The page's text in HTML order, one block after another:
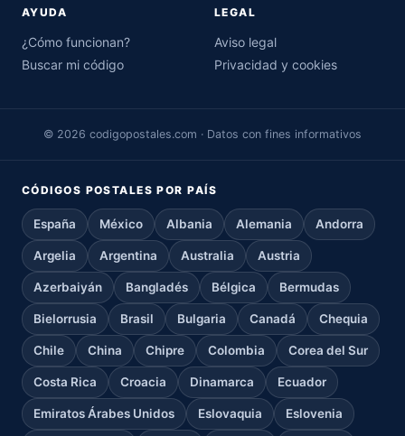
AYUDA
¿Cómo funcionan?
Buscar mi código
LEGAL
Aviso legal
Privacidad y cookies
© 2026 codigopostales.com · Datos con fines informativos
CÓDIGOS POSTALES POR PAÍS
España México Albania Alemania Andorra
Argelia Argentina Australia Austria
Azerbaiyán Bangladés Bélgica Bermudas
Bielorrusia Brasil Bulgaria Canadá Chequia
Chile China Chipre Colombia Corea del Sur
Costa Rica Croacia Dinamarca Ecuador
Emiratos Árabes Unidos Eslovaquia Eslovenia